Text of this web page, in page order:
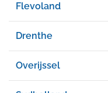
Flevoland
Drenthe
Overijssel